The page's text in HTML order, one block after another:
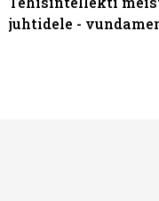
juhtidele -